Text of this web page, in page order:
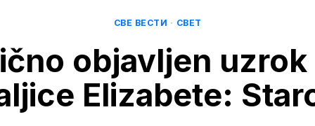
СВЕ ВЕСТИ · СВЕТ
objavljen
Elizabete: